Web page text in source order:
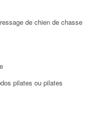
de chien de chasse
pilates ou pilates